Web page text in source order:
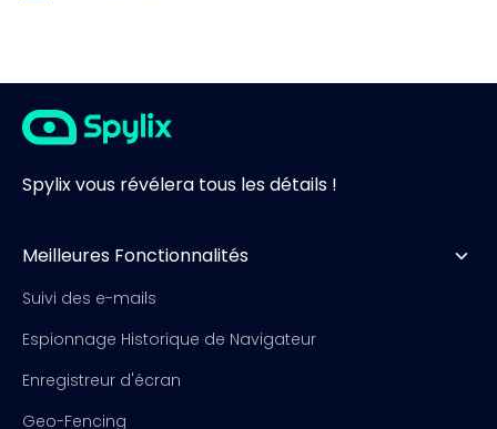
Spylix vous révélera tous les détails !
Meilleures Fonctionnalités
Suivi des e-mails
Espionnage Historique de Navigateur
Enregistreur d'écran
Geo-Fencing